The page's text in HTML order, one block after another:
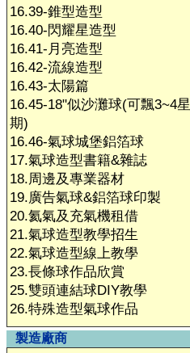
16.39-錐型造型
16.40-閃耀星造型
16.41-月亮造型
16.42-流線造型
16.43-太陽篇
16.45-18"似沙灘球(可飄3~4星
期)
16.46-氣球城堡鋁箔球
17.氣球造型書籍&雜誌
18.周邊及專業器材
19.廣告氣球&鋁箔球印製
20.氦氣及充氣機租借
21.氣球造型教學招生
22.氣球造型線上教學
23.長條球作品欣賞
25.雙頭連結球DIY教學
26.特殊造型氣球作品
製造廠商